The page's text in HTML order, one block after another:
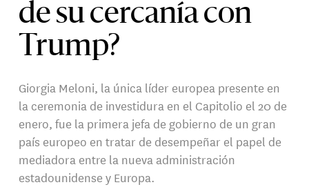
de su cercanía con
Trump?
Giorgia Meloni, la única líder europea presente en
la ceremonia de investidura en el Capitolio el 20 de
enero, fue la primera jefa de gobierno de un gran
país europeo en tratar de desempeñar el papel de
mediadora entre la nueva administración
estadounidense y Europa.